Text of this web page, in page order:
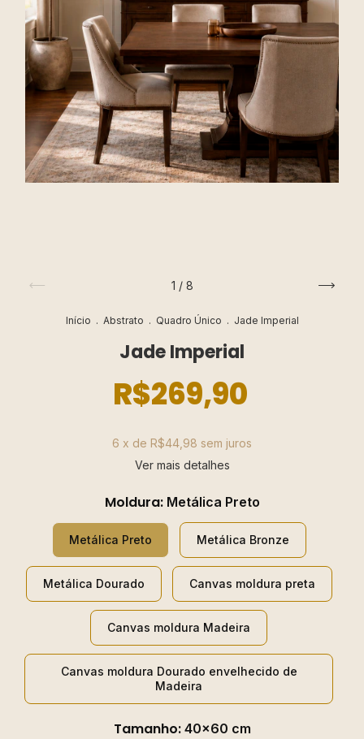
1 / 8
Início . Abstrato . Quadro Único . Jade Imperial
Jade Imperial
R$269,90
6 x de R$44,98 sem juros
Ver mais detalhes
Moldura: Metálica Preto
Metálica Preto Metálica Bronze
Metálica Dourado Canvas moldura preta
Canvas moldura Madeira
Canvas moldura Dourado envelhecido de
Madeira
Tamanho: 40x60 cm